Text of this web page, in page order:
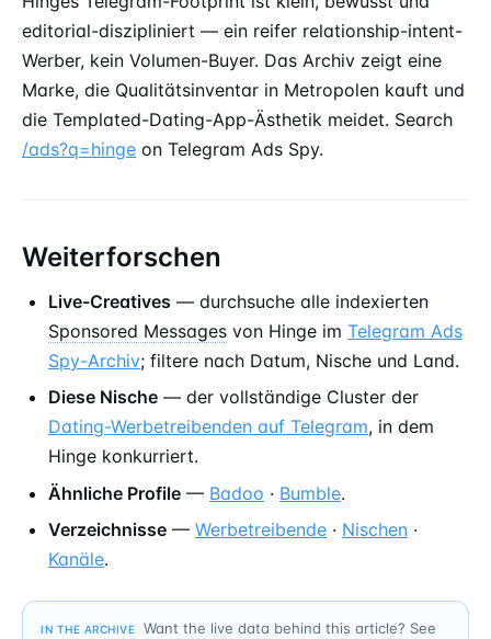
editorial-diszipliniert — ein reifer relationship-intent-
Werber, kein Volumen-Buyer. Das Archiv zeigt eine
Marke, die Qualitätsinventar in Metropolen kauft und
die Templated-Dating-App-Ästhetik meidet. Search
/ads?q=hinge on Telegram Ads Spy.
Weiterforschen
Live-Creatives — durchsuche alle indexierten
Sponsored Messages von Hinge im Telegram Ads
Spy-Archiv; filtere nach Datum, Nische und Land.
Diese Nische — der vollständige Cluster der
Dating-Werbetreibenden auf Telegram, in dem
Hinge konkurriert.
Ähnliche Profile — Badoo · Bumble.
Verzeichnisse — Werbetreibende · Nischen ·
Kanäle.
IN THE ARCHIVE
Want the live data behind this article? See